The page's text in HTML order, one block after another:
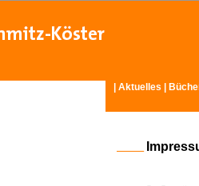
Aktuelles